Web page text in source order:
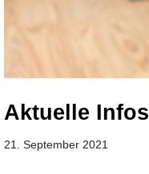
Aktuelle Infos
21. September 2021